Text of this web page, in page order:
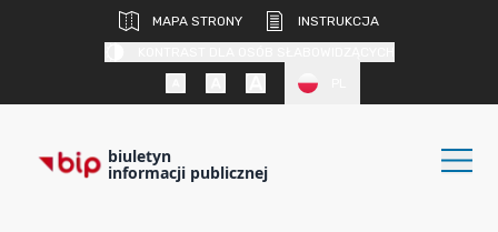
MAPA STRONY
INSTRUKCJA
biuletyn
informacji publicznej